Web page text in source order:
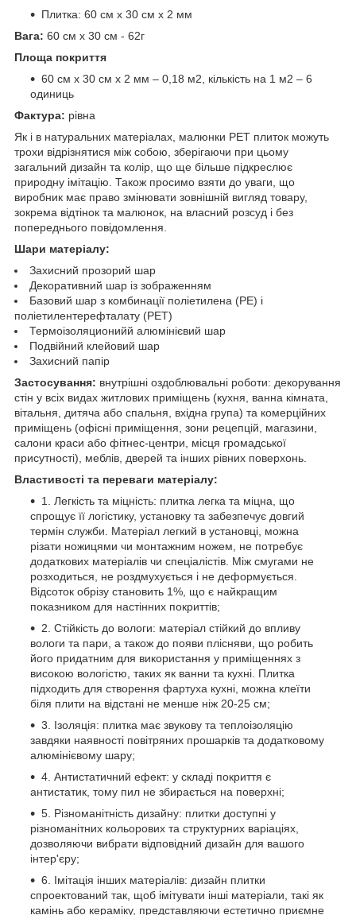
Плитка: 60 см х 30 см х 2 мм
Вага: 60 см х 30 см - 62г
Площа покриття
60 см х 30 см х 2 мм – 0,18 м2, кількість на 1 м2 – 6
одиниць
Фактура: рівна
Як і в натуральних матеріалах, малюнки РЕТ плиток можуть
трохи відрізнятися між собою, зберігаючи при цьому
загальний дизайн та колір, що ще більше підкреслює
природну імітацію. Також просимо взяти до уваги, що
виробник має право змінювати зовнішній вигляд товару,
зокрема відтінок та малюнок, на власний розсуд і без
попереднього повідомлення.
Шари матеріалу:
Захисний прозорий шар
Декоративний шар із зображенням
Базовий шар з комбинації поліетилена (PE) і
поліетилентерефталату (PET)
Термоізоляционийй алюмінієвий шар
Подвійний клейовий шар
Захисний папір
Застосування: внутрішні оздоблювальні роботи: декорування
стін у всіх видах житлових приміщень (кухня, ванна кімната,
вітальня, дитяча або спальня, вхідна група) та комерційних
приміщень (офісні приміщення, зони рецепцій, магазини,
салони краси або фітнес-центри, місця громадської
присутності), меблів, дверей та інших рівних поверхонь.
Властивості та переваги матеріалу:
1. Легкість та міцність: плитка легка та міцна, що
спрощує її логістику, установку та забезпечує довгий
термін служби. Матеріал легкий в установці, можна
різати ножицями чи монтажним ножем, не потребує
додаткових матеріалів чи спеціалістів. Між смугами не
розходиться, не роздмухується і не деформується.
Відсоток обрізу становить 1%, що є найкращим
показником для настінних покриттів;
2. Стійкість до вологи: матеріал стійкий до впливу
вологи та пари, а також до появи плісняви, що робить
його придатним для використання у приміщеннях з
високою вологістю, таких як ванни та кухні. Плитка
підходить для створення фартуха кухні, можна клеїти
біля плити на відстані не менше ніж 20-25 см;
3. Ізоляція: плитка має звукову та теплоізоляцію
завдяки наявності повітряних прошарків та додатковому
алюмінієвому шару;
4. Антистатичний ефект: у складі покриття є
антистатик, тому пил не збирається на поверхні;
5. Різноманітність дизайну: плитки доступні у
різноманітних кольорових та структурних варіаціях,
дозволяючи вибрати відповідний дизайн для вашого
інтер'єру;
6. Імітація інших матеріалів: дизайн плитки
спроектований так, щоб імітувати інші матеріали, такі як
камінь або кераміку, представляючи естетично приємне